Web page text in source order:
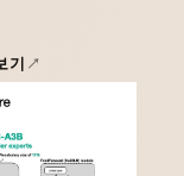
기